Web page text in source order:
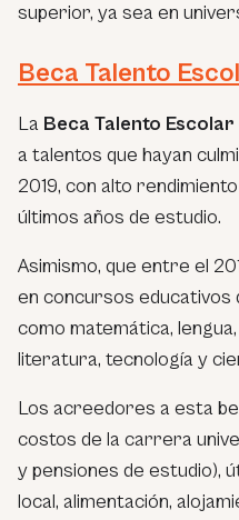
superior, ya sea en
Beca Talento
La Beca Talento Escolar
a talentos que hayan
2019, con alto
últimos años de estudio.
Asimismo, que entre el
en concursos educativos
como matemática,
literatura, tecnología y
Los acreedores a esta
costos de la carrera
y pensiones de estudio),
local, alimentación,